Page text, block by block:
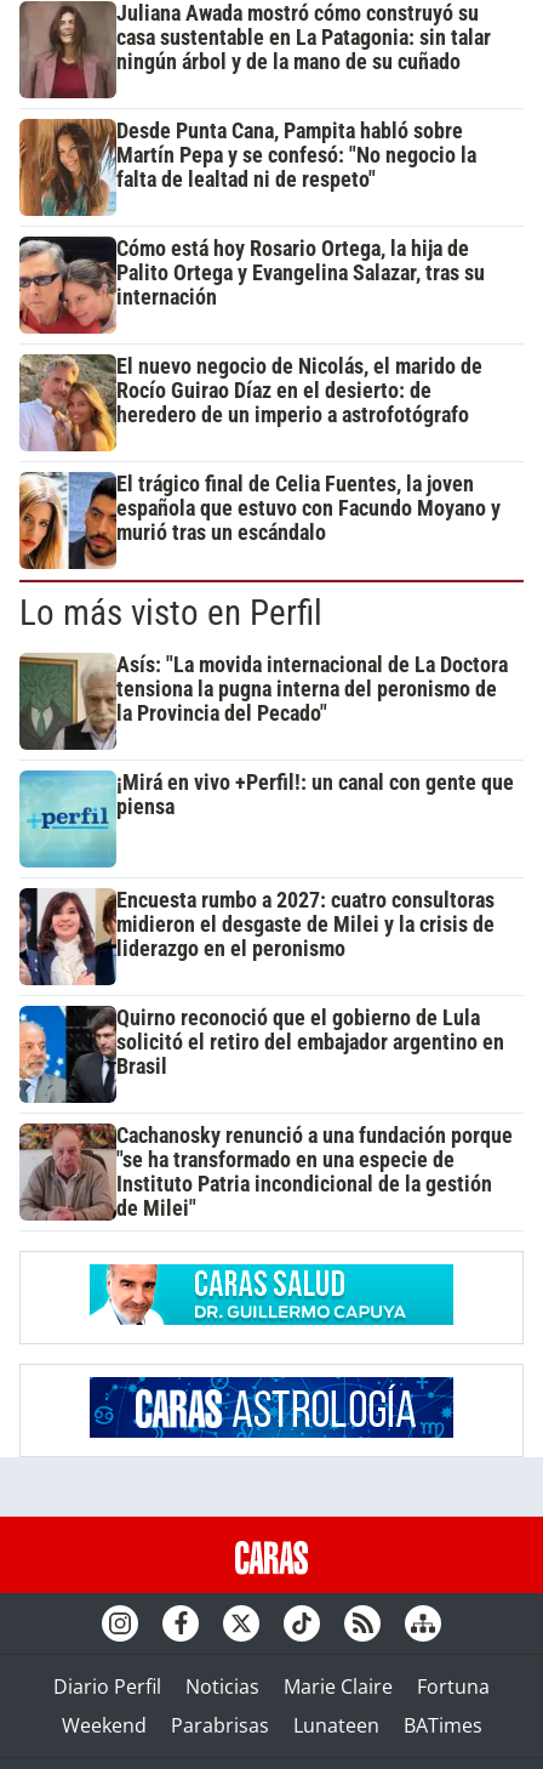
Juliana Awada mostró cómo construyó su
casa sustentable en La Patagonia: sin talar
ningún árbol y de la mano de su cuñado
Desde Punta Cana, Pampita habló sobre
Martín Pepa y se confesó: "No negocio la
falta de lealtad ni de respeto"
Cómo está hoy Rosario Ortega, la hija de
Palito Ortega y Evangelina Salazar, tras su
internación
El nuevo negocio de Nicolás, el marido de
Rocío Guirao Díaz en el desierto: de
heredero de un imperio a astrofotógrafo
El trágico final de Celia Fuentes, la joven
española que estuvo con Facundo Moyano y
murió tras un escándalo
Lo más visto en Perfil
Asís: "La movida internacional de La Doctora
tensiona la pugna interna del peronismo de
la Provincia del Pecado"
¡Mirá en vivo +Perfil!: un canal con gente que
piensa
Encuesta rumbo a 2027: cuatro consultoras
midieron el desgaste de Milei y la crisis de
liderazgo en el peronismo
Quirno reconoció que el gobierno de Lula
solicitó el retiro del embajador argentino en
Brasil
Cachanosky renunció a una fundación porque
"se ha transformado en una especie de
Instituto Patria incondicional de la gestión
de Milei"
Diario Perfil Noticias Marie Claire
Fortuna
Weekend
Parabrisas Lunateen BATimes